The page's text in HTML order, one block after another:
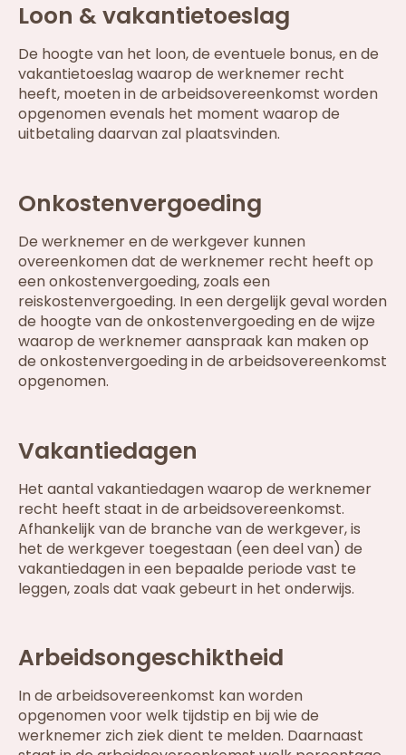
Loon & vakantietoeslag
De hoogte van het loon, de eventuele bonus, en de
vakantietoeslag waarop de werknemer recht
heeft, moeten in de arbeidsovereenkomst worden
opgenomen evenals het moment waarop de
uitbetaling daarvan zal plaatsvinden.
Onkostenvergoeding
De werknemer en de werkgever kunnen
overeenkomen dat de werknemer recht heeft op
een onkostenvergoeding, zoals een
reiskostenvergoeding. In een dergelijk geval worden
de hoogte van de onkostenvergoeding en de wijze
waarop de werknemer aanspraak kan maken op
de onkostenvergoeding in de arbeidsovereenkomst
opgenomen.
Vakantiedagen
Het aantal vakantiedagen waarop de werknemer
recht heeft staat in de arbeidsovereenkomst.
Afhankelijk van de branche van de werkgever, is
het de werkgever toegestaan (een deel van) de
vakantiedagen in een bepaalde periode vast te
leggen, zoals dat vaak gebeurt in het onderwijs.
Arbeidsongeschiktheid
In de arbeidsovereenkomst kan worden
opgenomen voor welk tijdstip en bij wie de
werknemer zich ziek dient te melden. Daarnaast